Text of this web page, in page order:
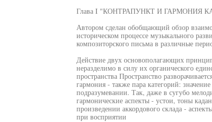
Глава I "КОНТРАПУНКТ И
Автором сделан обобщающий обзор
историческом процессе музыкального
композиторского письма в различные
Действие двух основополагающих
неразделимо в силу их органического
пространства Пространство
гармония - также пара категорий:
подразумевании. Так, даже в сугубо
гармонические аспекты - устои, тоны
произведении аккордового склада -
при восприятии